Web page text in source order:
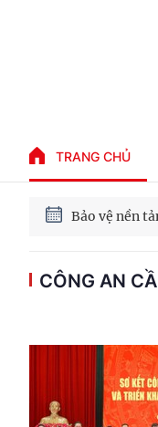
TRANG CHỦ
100 ngày xử
Phát triển
CÔNG AN